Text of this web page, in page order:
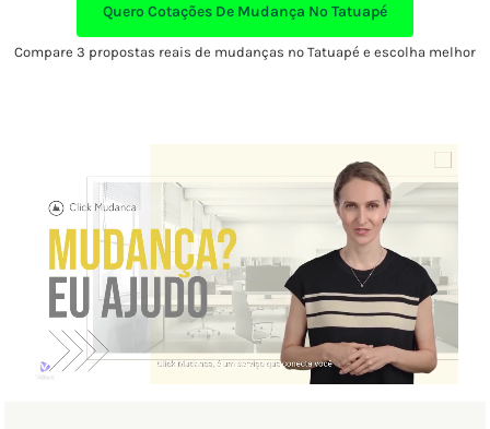
Quero Cotações De Mudança No Tatuapé
Compare 3 propostas reais de mudanças no Tatuapé e escolha melhor